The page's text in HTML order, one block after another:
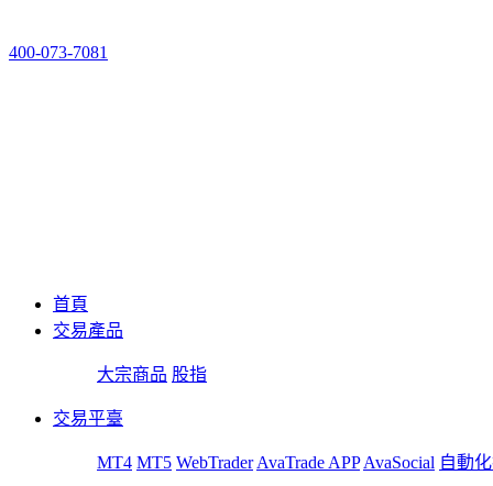
400-073-7081
首頁
交易產品
大宗商品 股指
交易平臺
MT4 MT5 WebTrader AvaTrade APP AvaSocial 自動